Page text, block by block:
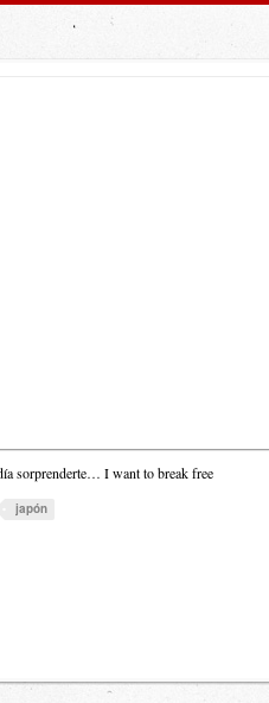
sorprenderte… I want to break free
japón